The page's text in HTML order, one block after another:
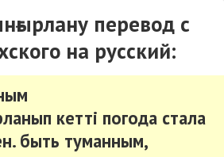
перевод с
на русский:
кетті погода стала
быть туманным,